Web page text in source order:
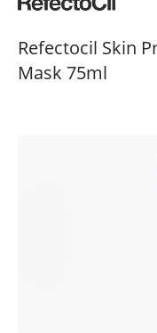
Refectocil Skin
Mask 75ml